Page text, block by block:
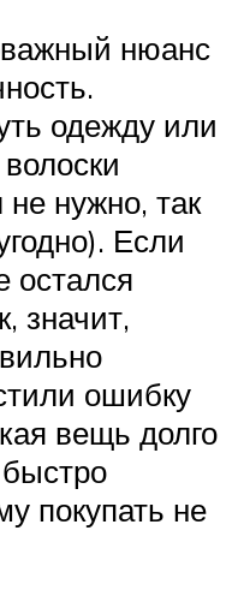
нюанс
одежду или
не нужно, так
Если
остался
значит,
ошибку
вещь долго
покупать не